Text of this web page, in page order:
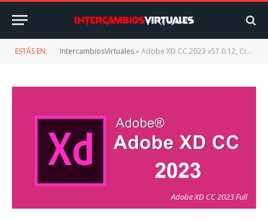
ESTÁS EN: IntercambiosVirtuales»Adobe XD CC 2023 v57.0.12, Crea prototipos de alta calidad, desde sitios web y aplicaciones móviles
Adobe XD CC 2023 Full